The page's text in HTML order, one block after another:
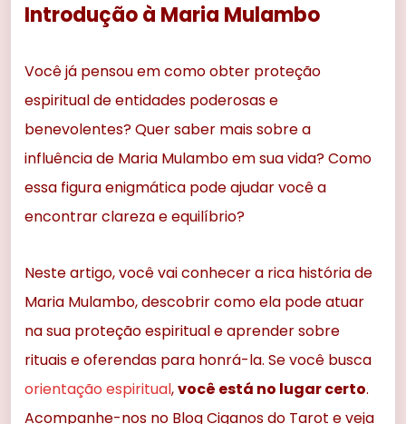
Introdução à Maria Mulambo
Você já pensou em como obter proteção
espiritual de entidades poderosas e
benevolentes? Quer saber mais sobre a
influência de Maria Mulambo em sua vida? Como
essa figura enigmática pode ajudar você a
encontrar clareza e equilíbrio?
Neste artigo, você vai conhecer a rica história de
Maria Mulambo, descobrir como ela pode atuar
na sua proteção espiritual e aprender sobre
rituais e oferendas para honrá-la. Se você busca
orientação espiritual,você está no lugar certo.
Acompanhe-nos no Blog Ciganos do Tarot e veja